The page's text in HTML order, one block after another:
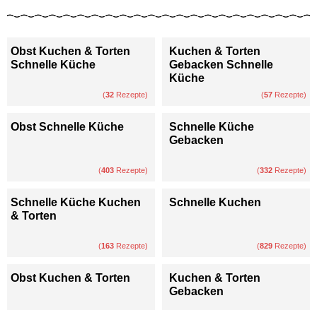
Obst Kuchen & Torten
Schnelle Küche
(32 Rezepte)
Kuchen & Torten
Gebacken Schnelle
Küche
(57 Rezepte)
Obst Schnelle Küche
(403 Rezepte)
Schnelle Küche
Gebacken
(332 Rezepte)
Schnelle Küche Kuchen
& Torten
(163 Rezepte)
Schnelle Kuchen
(829 Rezepte)
Obst Kuchen & Torten
Kuchen & Torten
Gebacken